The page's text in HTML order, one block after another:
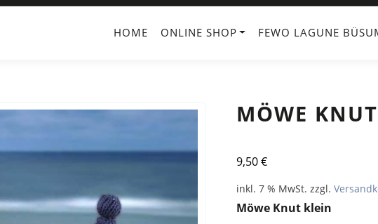
HOME ONLINE SHOP FEWO LAGUNE
MÖWE
9,50€
inkl. 7 % MwSt. zzgl.
Möwe Knut klein